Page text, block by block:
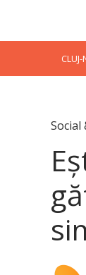
Social